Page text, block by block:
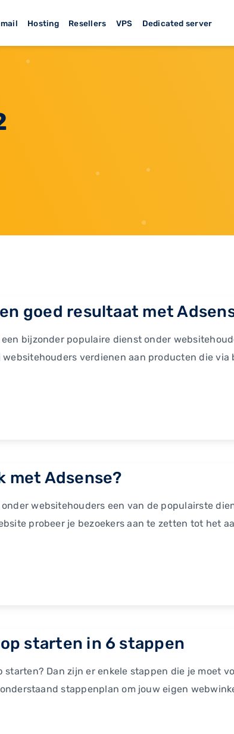
Hosting Resellers VPS Dedicated server
goed resultaat met
een bijzonder populaire dienst onder
verdienen aan producten die via
met Adsense?
onder websitehouders een van de populairste
probeer je bezoekers aan te zetten tot het
starten in 6 stappen
starten? Dan zijn er enkele stappen die je moet
stappenplan om jouw eigen